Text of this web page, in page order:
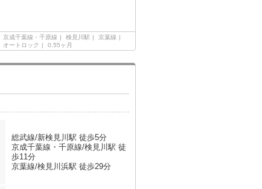
京成千葉線・千原線 検見川駅
京葉線
オートロック 0.55ヶ月
総武線/新検見川駅 徒歩5分
京成千葉線・千原線/検見川駅 徒
歩11分
京葉線/検見川浜駅 徒歩29分